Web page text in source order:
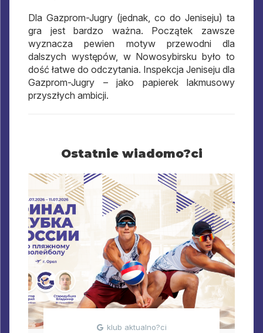
Dla Gazprom-Jugry (jednak, co do Jeniseju) ta
gra jest bardzo ważna. Początek zawsze
wyznacza pewien motyw przewodni dla
dalszych występów, w Nowosybirsku było to
dość łatwe do odczytania. Inspekcja Jeniseju dla
Gazprom-Jugry – jako papierek lakmusowy
przyszłych ambicji.
Ostatnie wiadomo?ci
klub aktualno?ci